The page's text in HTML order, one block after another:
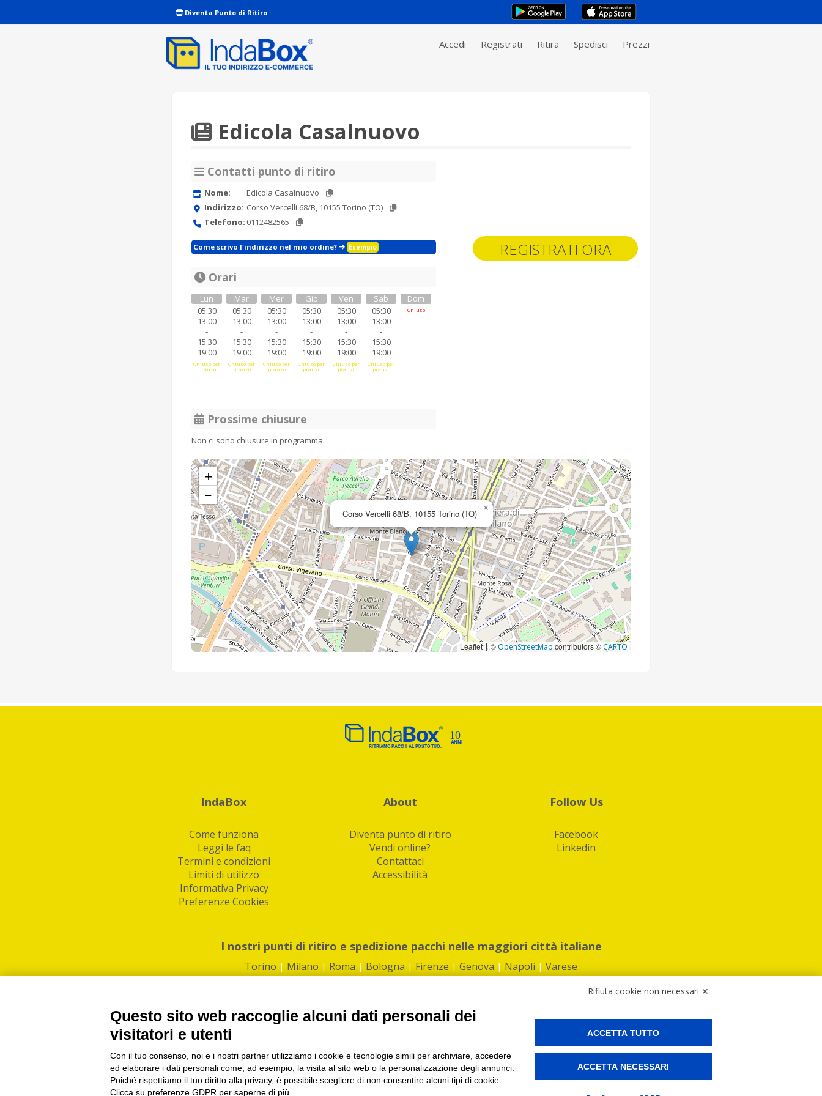
Diventa Punto di Ritiro
Accedi Registrati Ritira Spedisci Prezzi
REGISTRATI ORA
Edicola Casalnuovo
Contatti punto di ritiro
Nome:
Edicola Casalnuovo
Indirizzo: Corso Vercelli 68/B, 10155 Torino (TO)
Telefono: 0112482565
Come scrivo l'indirizzo nel mio ordine? Esempio
Orari
Lun
05:30
13:00
-
15:30
19:00
Chiuso per
pranzo
Mar
05:30
13:00
-
15:30
19:00
Chiuso per
pranzo
Mer
05:30
13:00
-
15:30
19:00
Chiuso per
pranzo
Gio
05:30
13:00
-
15:30
19:00
Chiuso per
pranzo
Ven
05:30
13:00
-
15:30
19:00
Chiuso per
pranzo
Sab
05:30
13:00
-
15:30
19:00
Chiuso per
pranzo
Dom
Chiuso
Prossime chiusure
Non ci sono chiusure in programma.
Corso Vercelli 68/B, 10155 Torino (TO) ×
+
−
Leaflet|©OpenStreetMap contributors © CARTO
IndaBox
Come funziona
Leggi le faq
Termini e condizioni
Limiti di utilizzo
Informativa Privacy
Preferenze Cookies
About
Diventa punto di ritiro
Vendi online?
Contattaci
Accessibilità
Follow Us
Facebook
Linkedin
I nostri punti di ritiro e spedizione pacchi nelle maggiori città italiane
Torino | Milano | Roma | Bologna | Firenze | Genova | Napoli | Varese
PI/CF/N°Iscr.: 10821360012 | REA: RM 1494760 | Cap.Soc.: 50.000€ |Whistleblowing|Privacy|Preferenze Cookies
IndaBox | Oltre 11.500 punti di ritiro tra Bar, Tabaccai, Edicole e Kipoint per ritirare i tuoi acquisti online e spedire i tuoi pacchi.
Rifiuta cookie non necessari ✕
Questo sito web raccoglie alcuni dati personali dei
visitatori e utenti
Con il tuo consenso, noi e i nostri partner utilizziamo i cookie e tecnologie simili per archiviare, accedere
ed elaborare i dati personali come, ad esempio, la visita al sito web o la personalizzazione degli annunci.
Poiché rispettiamo il tuo diritto alla privacy, è possibile scegliere di non consentire alcuni tipi di cookie.
Clicca su preferenze GDPR per saperne di più.
ACCETTA TUTTO
ACCETTA NECESSARI